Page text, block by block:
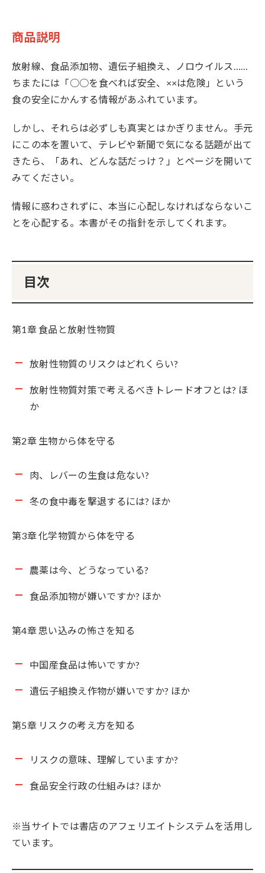
商品説明
放射線、食品添加物、遺伝子組換え、ノロウイルス……
ちまたには「○○を食べれば安全、××は危険」という
食の安全にかんする情報があふれています。
しかし、それらは必ずしも真実とはかぎりません。手元
にこの本を置いて、テレビや新聞で気になる話題が出て
きたら、「あれ、どんな話だっけ？」とページを開いて
みてください。
情報に惑わされずに、本当に心配しなければならないこ
とを心配する。本書がその指針を示してくれます。
目次
第1章 食品と放射性物質
放射性物質のリスクはどれくらい?
放射性物質対策で考えるべきトレードオフとは? ほ
か
第2章 生物から体を守る
肉、レバーの生食は危ない?
冬の食中毒を撃退するには? ほか
第3章 化学物質から体を守る
農薬は今、どうなっている?
食品添加物が嫌いですか? ほか
第4章 思い込みの怖さを知る
中国産食品は怖いですか?
遺伝子組換え作物が嫌いですか? ほか
第5章 リスクの考え方を知る
リスクの意味、理解していますか?
食品安全行政の仕組みは? ほか
※当サイトでは書店のアフェリエイトシステムを活用し
ています。